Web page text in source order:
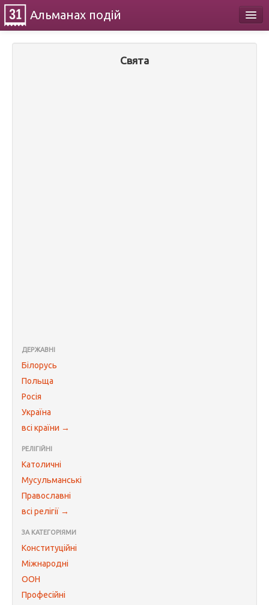
Альманах подій
Свята
ДЕРЖАВНІ
Білорусь
Польща
Росія
Україна
всі країни →
РЕЛІГІЙНІ
Католичні
Мусульманські
Православні
всі релігії →
ЗА КАТЕГОРІЯМИ
Конституційні
Міжнародні
ООН
Професійні